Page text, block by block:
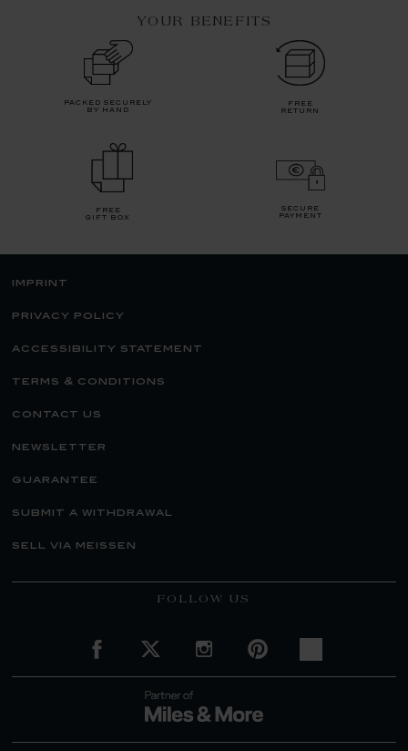
YOUR BENEFITS
packed securely
by hand
free
return
free
gift box
secure
payment
imprint
privacy policy
accessibility statement
terms & conditions
contact us
newsletter
guarantee
submit a withdrawal
sell via meissen
FOLLOW US